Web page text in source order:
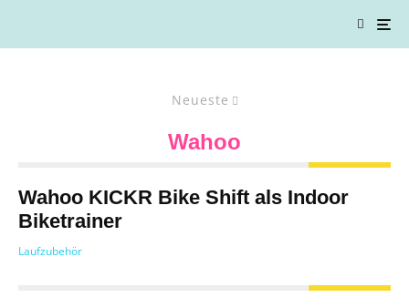
Neueste
Wahoo
Wahoo KICKR Bike Shift als Indoor
Biketrainer
Laufzubehör